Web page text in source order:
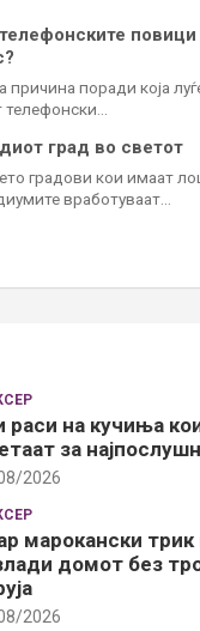
повици
причина поради која
телефонски…
град во светот
градови кои имаат
вработуваат…
раси на кучиња
за
2026
марокански
домот без
2026